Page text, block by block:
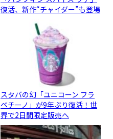
復活、新作“チャイダー”も登場
スタバの幻「ユニコーン フラ
ペチーノ」が9年ぶり復活！世
界で2日間限定販売へ